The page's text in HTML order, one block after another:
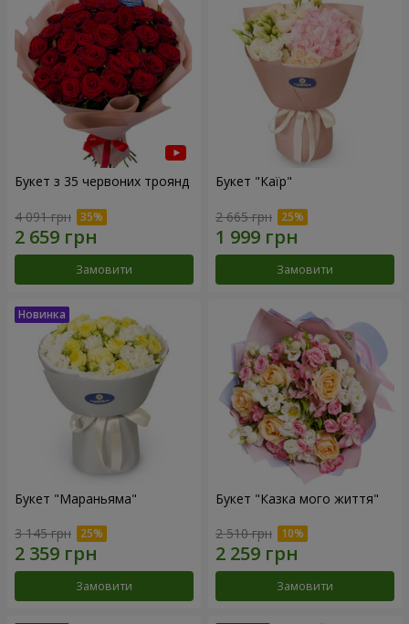
Букет з 35 червоних троянд
4 091 грн
Замовити
Букет "Каїр"
2 665 грн
Замовити
Букет "Мараньяма"
3 145 грн
Замовити
Букет "Казка мого життя"
2 510 грн
Замовити